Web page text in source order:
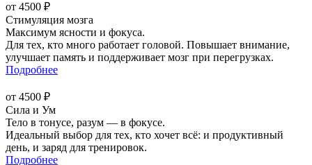
от 4500 ₽
Стимуляция мозга
Максимум ясности и фокуса.
Для тех, кто много работает головой. Повышает внимание,
улучшает память и поддерживает мозг при перегрузках.
Подробнее
от 4500 ₽
Сила и Ум
Тело в тонусе, разум — в фокусе.
Идеальный выбор для тех, кто хочет всё: и продуктивный
день, и заряд для тренировок.
Подробнее